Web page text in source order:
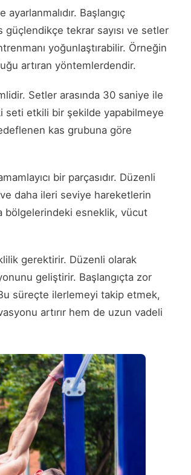
Başlangıç
tekrar sayısı ve setler
yoğunlaştırabilir. Örneğin
artıran yöntemlerdendir.
Setler arasında 30 saniye ile
seti etkili bir şekilde yapabilmeye
kas grubuna göre
bir parçasıdır. Düzenli
ve daha ileri seviye hareketlerin
bölgelerindeki esneklik, vücut
gerektirir. Düzenli olarak
geliştirir. Başlangıçta zor
süreçte ilerlemeyi takip etmek,
artırır hem de uzun vadeli